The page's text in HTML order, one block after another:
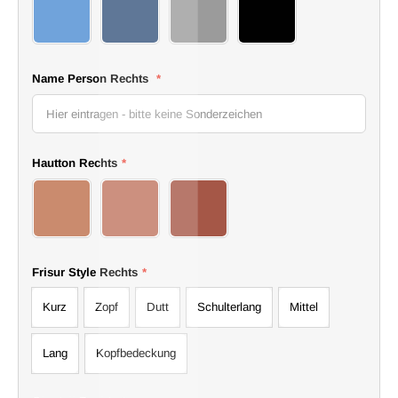
Name Person Rechts *
Hautton Rechts *
Frisur Style Rechts *
Kurz Zopf Dutt Schulterlang Mittel
Lang Kopfbedeckung